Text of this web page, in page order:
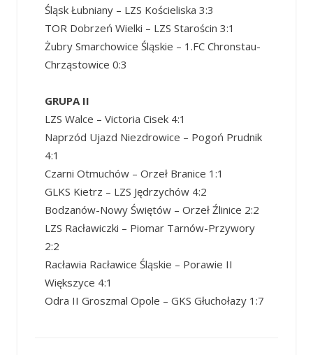
Śląsk Łubniany – LZS Kościeliska 3:3
TOR Dobrzeń Wielki – LZS Starościn 3:1
Żubry Smarchowice Śląskie – 1.FC Chronstau-
Chrząstowice 0:3
GRUPA II
LZS Walce – Victoria Cisek 4:1
Naprzód Ujazd Niezdrowice – Pogoń Prudnik
4:1
Czarni Otmuchów – Orzeł Branice 1:1
GLKS Kietrz – LZS Jędrzychów 4:2
Bodzanów-Nowy Świętów – Orzeł Źlinice 2:2
LZS Racławiczki – Piomar Tarnów-Przywory
2:2
Racławia Racławice Śląskie – Porawie II
Większyce 4:1
Odra II Groszmal Opole – GKS Głuchołazy 1:7